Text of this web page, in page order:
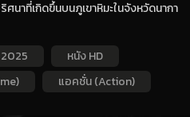
นาที่เกิดขึ้นบนภูเขาหิมะในจังหวัดนากา
หนัง HD
แอคชั่น (Action)